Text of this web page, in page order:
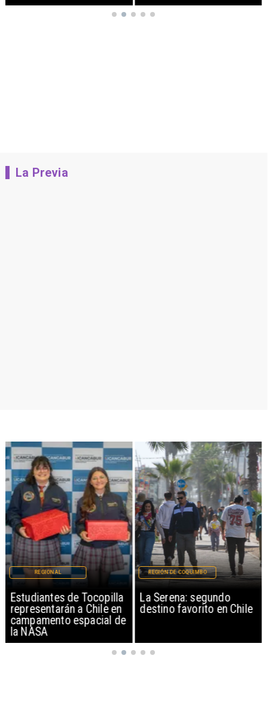
La Previa
Estudiantes de Tocopilla
representarán a Chile en
campamento espacial de
la NASA
REGIONAL
La Serena: segundo
destino favorito en Chile
REGIÓN DE COQUIMBO